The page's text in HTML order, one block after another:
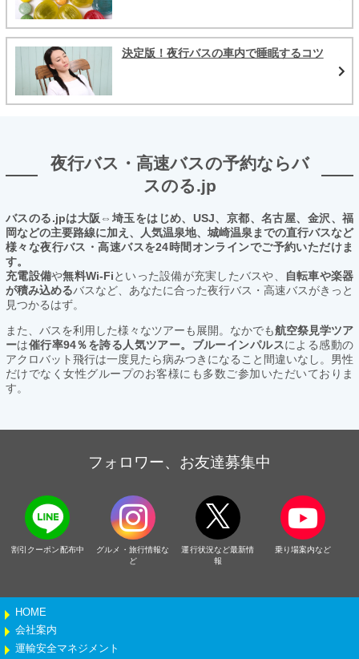
決定版！夜行バスの車内で睡眠するコツ
夜行バス・高速バスの予約ならバ
スのる.jp
バスのる.jpは大阪⇔埼玉をはじめ、USJ、京都、名古屋、金沢、福
岡などの主要路線に加え、人気温泉地、城崎温泉までの直行バスなど
様々な夜行バス・高速バスを24時間オンラインでご予約いただけま
す。
充電設備や無料Wi-Fiといった設備が充実したバスや、
自転車や楽器
が積み込めるバスなど、あなたに合った夜行バス・高速バスがきっと
見つかるはず。
また、バスを利用した様々なツアーも展開。なかでも航空祭見学ツア
ーは催行率94％を誇る人気ツアー。ブルーインパルスによる感動の
アクロバット飛行は一度見たら病みつきになること間違いなし。男性
だけでなく女性グループのお客様にも多数ご参加いただいておりま
す。
フォロワー、お友達募集中
割引クーポン配布中
グルメ・旅行情報な
ど
運行状況など最新情
報
乗り場案内など
HOME
会社案内
運輸安全マネジメント